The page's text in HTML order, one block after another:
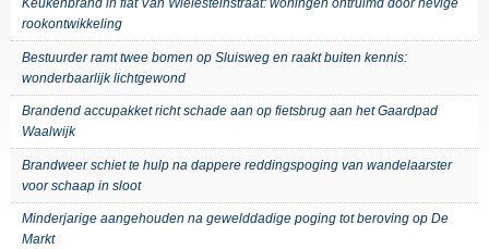
Keukenbrand in flat Van Wielesteinstraat: woningen ontruimd door hevige
rookontwikkeling
Bestuurder ramt twee bomen op Sluisweg en raakt buiten kennis:
wonderbaarlijk lichtgewond
Brandend accupakket richt schade aan op fietsbrug aan het Gaardpad
Waalwijk
Brandweer schiet te hulp na dappere reddingspoging van wandelaarster
voor schaap in sloot
Minderjarige aangehouden na gewelddadige poging tot beroving op De
Markt